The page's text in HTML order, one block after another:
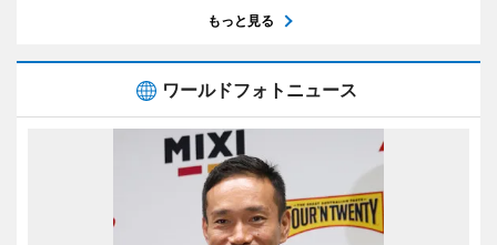
もっと見る
ワールドフォトニュース